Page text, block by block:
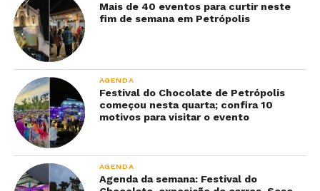
Mais de 40 eventos para curtir neste
fim de semana em Petrópolis
AGENDA
Festival do Chocolate de Petrópolis
começou nesta quarta; confira 10
motivos para visitar o evento
AGENDA
Agenda da semana: Festival do